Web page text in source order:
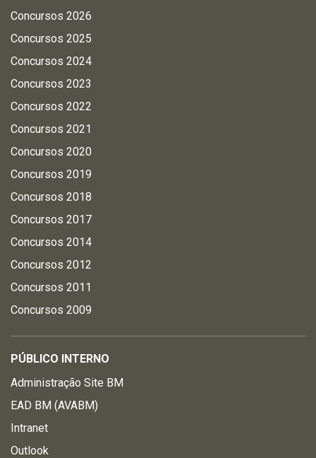
Concursos 2026
Concursos 2025
Concursos 2024
Concursos 2023
Concursos 2022
Concursos 2021
Concursos 2020
Concursos 2019
Concursos 2018
Concursos 2017
Concursos 2014
Concursos 2012
Concursos 2011
Concursos 2009
PÚBLICO INTERNO
Administração Site BM
EAD BM (AVABM)
Intranet
Outlook